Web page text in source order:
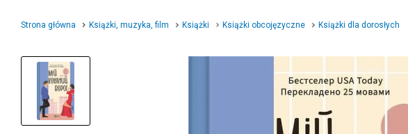
Strona główna Książki, muzyka, film Książki Książki obcojęzyczne Książki dla dorosłych